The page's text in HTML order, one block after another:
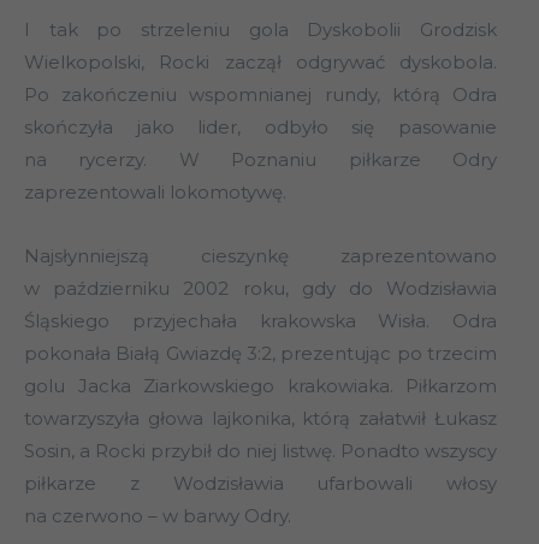
I tak po strzeleniu gola Dyskobolii Grodzisk
Wielkopolski, Rocki zaczął odgrywać dyskobola.
Po zakończeniu wspomnianej rundy, którą Odra
skończyła jako lider, odbyło się pasowanie
na rycerzy. W Poznaniu piłkarze Odry
zaprezentowali lokomotywę.
Najsłynniejszą cieszynkę zaprezentowano
w październiku 2002 roku, gdy do Wodzisławia
Śląskiego przyjechała krakowska Wisła. Odra
pokonała Białą Gwiazdę 3:2, prezentując po trzecim
golu Jacka Ziarkowskiego krakowiaka. Piłkarzom
towarzyszyła głowa lajkonika, którą załatwił Łukasz
Sosin, a Rocki przybił do niej listwę. Ponadto wszyscy
piłkarze z Wodzisławia ufarbowali włosy
na czerwono – w barwy Odry.